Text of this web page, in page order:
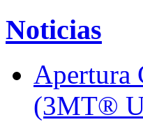
Noticias
Apertura
(3MT®